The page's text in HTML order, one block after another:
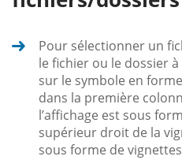
Pour sélectionner un
le fichier ou le dossier
sur le symbole en
dans la première
l’affichage est sous
supérieur droit de la
sous forme de